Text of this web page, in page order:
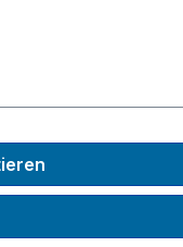
IoT